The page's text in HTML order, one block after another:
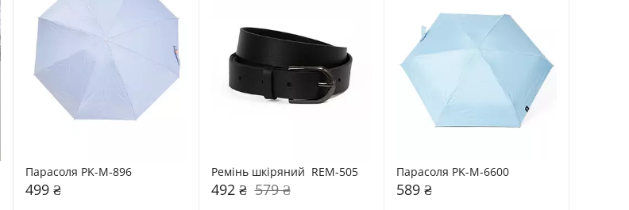
Парасоля PK-M-896
499 ₴
Ремінь шкіряний  REM-505
492 ₴ 579 ₴
Парасоля PK-M-6600
589 ₴